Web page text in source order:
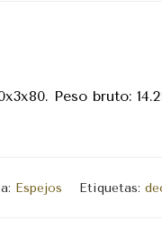
Peso bruto:
Espejos Etiquetas: